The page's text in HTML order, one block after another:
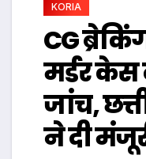
KORIA
CG
मर्डर केस
जांच,
ने दी